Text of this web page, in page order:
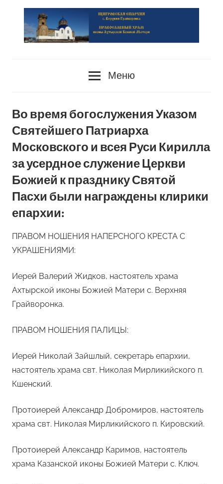
Перейти
содержимому
HRAM.RU
Меню
Во время богослужения Указом
Святейшего Патриарха
Московского и всея Руси Кирилла
за усердное служение Церкви
Божией к празднику Святой
Пасхи были награждены клирики
епархии:
ПРАВОМ НОШЕНИЯ НАПЕРСНОГО КРЕСТА С
УКРАШЕНИЯМИ:
Иерей Валерий Жидков, настоятель храма
Ахтырской иконы Божией Матери с. Верхняя
Грайворонка.
ПРАВОМ НОШЕНИЯ ПАЛИЦЫ:
Иерей Николай Зайшлый, секретарь епархии,
настоятель храма свт. Николая Мирликийского п.
Кшенский.
Протоиерей Александр Добромиров, настоятель
храма свт. Николая Мирликийского п. Кировский.
Протоиерей Александр Каримов, настоятель
храма Казанской иконы Божией Матери с. Ключ.